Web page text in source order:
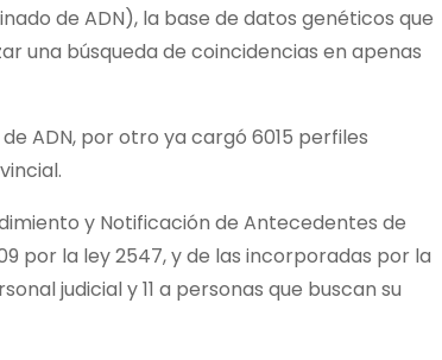
de ADN), la base de datos genéticos que
una búsqueda de coincidencias en apenas
ADN, por otro ya cargó 6015 perfiles
y Notificación de Antecedentes de
por la ley 2547, y de las incorporadas por la
judicial y 11 a personas que buscan su